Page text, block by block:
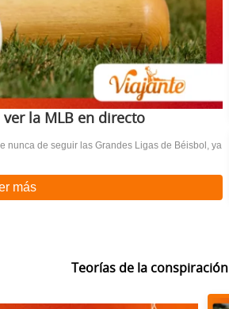
la MLB en directo
nunca de seguir las Grandes Ligas de Béisbol, ya
más
Teorías de la conspiración